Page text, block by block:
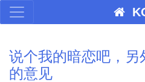
说个我的暗恋吧，另
的意见